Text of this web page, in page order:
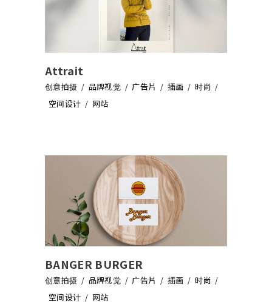
Attrait
创意拍摄 品牌视觉 广告片 插画
时尚
空间设计
网站
BANGER BURGER
创意拍摄 品牌视觉 广告片 插画
时尚
空间设计
网站